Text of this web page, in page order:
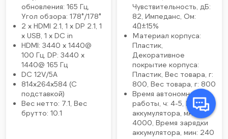
обновления: 165 Гц,
Угол обзора: 178°/178°
2 x HDMI 2.1, 1 x DP 2.1, 1
x USB, 1 x DC in
HDMI: 3440 x 1440@
100 Гц, DP: 3440 x
1440@ 165 Гц
DC 12V/5A
814x264x584 (С
подставкой)
Вес нетто: 7.1, Вес
брутто: 10.1
Чувствительность, дБ:
82, Импеданс, Ом:
4Ω±15%
Материал корпуса:
Пластик,
Декоративное
покрытие корпуса:
Пластик, Вес товара, г:
800, Вес товара, г: 800
Время автономной
работы, ч: 4-5, Емкость
аккумулятора, мАч:
4000, Время зарядки
аккумулятора, мин: 240